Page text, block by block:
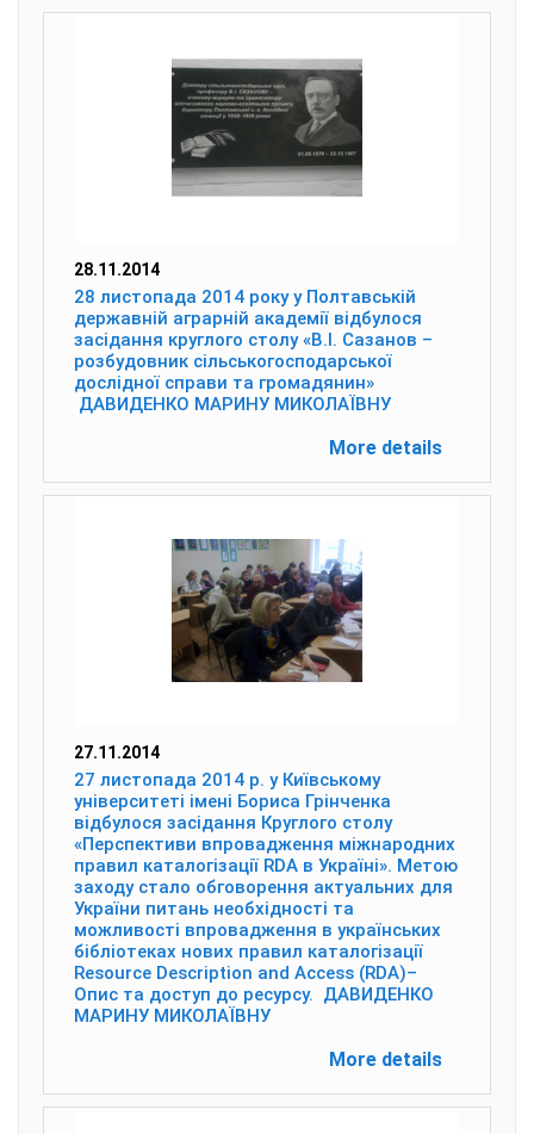
28.11.2014
28 листопада 2014 року у Полтавській
державній аграрній академії відбулося
засідання круглого столу «В.І. Сазанов –
розбудовник сільськогосподарської
дослідної справи та громадянин»
ДАВИДЕНКО МАРИНУ МИКОЛАЇВНУ
More details
27.11.2014
27 листопада 2014 р. у Київському
університеті імені Бориса Грінченка
відбулося засідання Круглого столу
«Перспективи впровадження міжнародних
правил каталогізації RDA в Україні». Метою
заходу стало обговорення актуальних для
України питань необхідності та
можливості впровадження в українських
бібліотеках нових правил каталогізації
Resource Description and Access (RDA)–
Опис та доступ до ресурсу. ДАВИДЕНКО
МАРИНУ МИКОЛАЇВНУ
More details